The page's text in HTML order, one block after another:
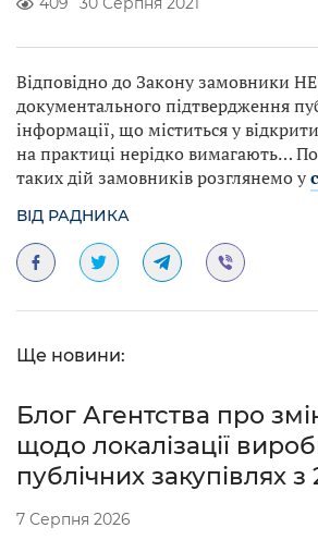
Відповідно до Закону замовники
документального підтвердження
інформації, що міститься у
на практиці нерідко вимагають…
таких дій замовників розглянемо у
ВІД РАДНИКА
Ще новини:
Блог Агентства про
щодо локалізації
публічних закупівлях
7 Серпня 2026